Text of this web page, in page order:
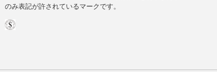
のみ表記が許されているマークです。